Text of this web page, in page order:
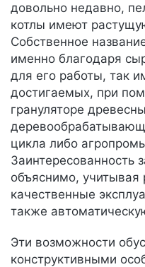
довольно недавно,
котлы имеют
Собственное
именно благодаря
для его работы, так
достигаемых, при
грануляторе
цикла либо
Заинтересованность
объяснимо, учитывая
качественные
также
Эти возможности
конструктивными